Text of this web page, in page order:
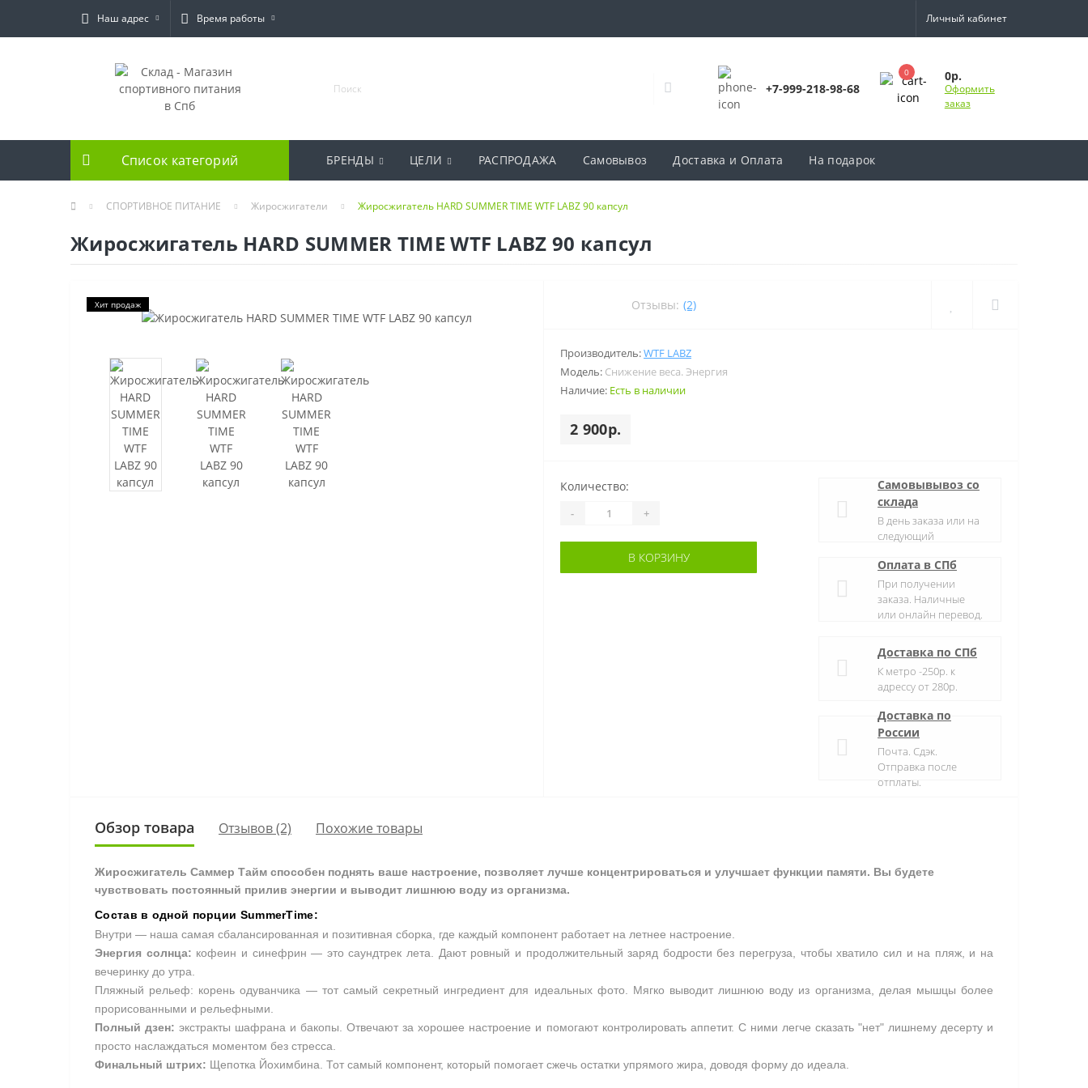
Наш адрес Время работы Личный кабинет
+7-999-218-98-68
0 0р.
Оформить
заказ
Список категорий БРЕНДЫ ЦЕЛИ РАСПРОДАЖА Самовывоз Доставка и Оплата На подарок
СПОРТИВНОЕ ПИТАНИЕ Жиросжигатели Жиросжигатель HARD SUMMER TIME WTF LABZ 90 капсул
Жиросжигатель HARD SUMMER TIME WTF LABZ 90 капсул
Хит продаж Отзывы: (2)
Производитель:WTF LABZ
Модель: Снижение веса. Энергия
Наличие: Есть в наличии
2 900р.
Количество:
- +
В КОРЗИНУ
Самовывывоз со
склада
В день заказа или на
следующий
Оплата в СПб
При получении
заказа. Наличные
или онлайн перевод.
Доставка по СПб
К метро -250р. к
адрессу от 280р.
Доставка по
России
Почта. Сдэк.
Отправка после
отплаты.
Обзор товара Отзывов (2) Похожие товары
Жиросжигатель Саммер Тайм способен поднять ваше настроение, позволяет лучше концентрироваться и улучшает функции памяти. Вы будете
чувствовать постоянный прилив энергии и выводит лишнюю воду из организма.
Состав в одной порции SummerTime:
Внутри — наша самая сбалансированная и позитивная сборка, где каждый компонент работает на летнее настроение.
Энергия солнца: кофеин и синефрин — это саундтрек лета. Дают ровный и продолжительный заряд бодрости без перегруза, чтобы хватило сил и на пляж, и на
вечеринку до утра.
Пляжный рельеф: корень одуванчика — тот самый секретный ингредиент для идеальных фото. Мягко выводит лишнюю воду из организма, делая мышцы более
прорисованными и рельефными.
Полный дзен: экстракты шафрана и бакопы. Отвечают за хорошее настроение и помогают контролировать аппетит. С ними легче сказать "нет" лишнему десерту и
просто наслаждаться моментом без стресса.
Финальный штрих: Щепотка Йохимбина. Тот самый компонент, который помогает сжечь остатки упрямого жира, доводя форму до идеала.